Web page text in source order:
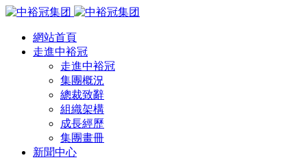
網站首頁
走進中裕冠
走進中裕冠
集團概況
總裁致辭
組織架構
成長經歷
集團畫冊
新聞中心